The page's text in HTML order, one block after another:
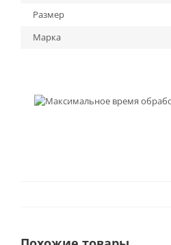
Размер
Марка